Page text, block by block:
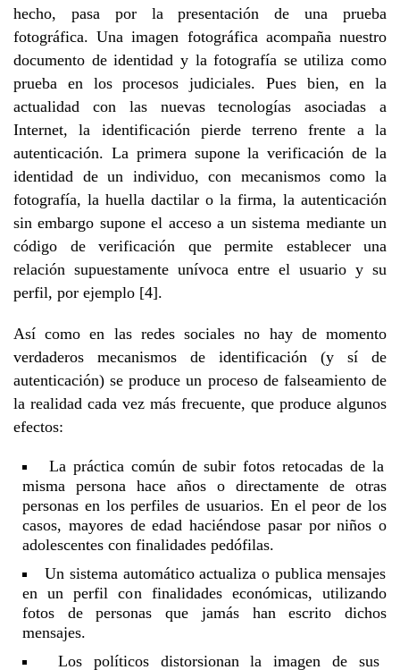
hecho, pasa por la presentación de una prueba
fotográfica. Una imagen fotográfica acompaña nuestro
documento de identidad y la fotografía se utiliza como
prueba en los procesos judiciales. Pues bien, en la
actualidad con las nuevas tecnologías asociadas a
Internet, la identificación pierde terreno frente a la
autenticación. La primera supone la verificación de la
identidad de un individuo, con mecanismos como la
fotografía, la huella dactilar o la firma, la autenticación
sin embargo supone el acceso a un sistema mediante un
código de verificación que permite establecer una
relación supuestamente unívoca entre el usuario y su
perfil, por ejemplo [4].
Así como en las redes sociales no hay de momento
verdaderos mecanismos de identificación (y sí de
autenticación) se produce un proceso de falseamiento de
la realidad cada vez más frecuente, que produce algunos
efectos:
La práctica común de subir fotos retocadas de la
misma persona hace años o directamente de otras
personas en los perfiles de usuarios. En el peor de los
casos, mayores de edad haciéndose pasar por niños o
adolescentes con finalidades pedófilas.
Un sistema automático actualiza o publica mensajes
en un perfil con finalidades económicas, utilizando
fotos de personas que jamás han escrito dichos
mensajes.
Los políticos distorsionan la imagen de sus